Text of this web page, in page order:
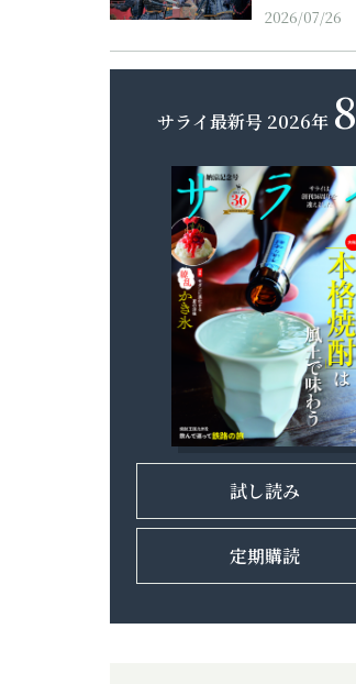
2026/07/26
サライ最新号 2026年 8
試し読み
定期購読